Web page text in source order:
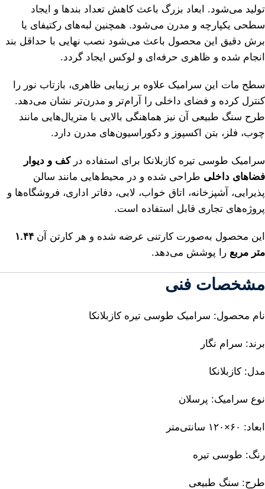
تولید می‌شود. ابعاد بزرگ باعث کاهش تعداد بندها و ایجاد
سطحی یکپارچه و مدرن می‌شود. همچنین لبه‌های رکتیفای یا
برش دقیق این محصول باعث می‌شود نصب نهایی با حداقل بند
انجام شده و ظاهری حرفه‌ای و لوکس ایجاد گردد.
سطح مات این سرامیک علاوه بر زیبایی ظاهری، بازتاب نور را
کنترل کرده و فضای داخلی را آرام‌تر و مدرن‌تر نشان می‌دهد.
طرح سنگ طبیعی آن نیز هماهنگی بالایی با متریال‌هایی مانند
چوب، فلز، بتن اکسپوز و دکوراسیون‌های مدرن دارد.
سرامیک طوسی تیره کازبلانکا برای استفاده درکف و دیوار
فضاهای داخلی طراحی شده و در محیط‌هایی مانند سالن
پذیرایی، آشپزخانه، اتاق خواب، لابی، دفاتر اداری، فروشگاه‌ها و
پروژه‌های تجاری قابل استفاده است.
این محصول به‌صورت کارتنی عرضه شده و هر کارتن آن ۱.۴۴
متر مربع را پوشش می‌دهد.
مشخصات فنی
نام محصول: سرامیک طوسی تیره کازبلانکا
برند: سرام نگار
مدل: کازبلانکا
نوع سرامیک: پرسلان
ابعاد: ۶۰×۱۲۰ سانتی‌متر
رنگ: طوسی تیره
طرح: سنگ طبیعی